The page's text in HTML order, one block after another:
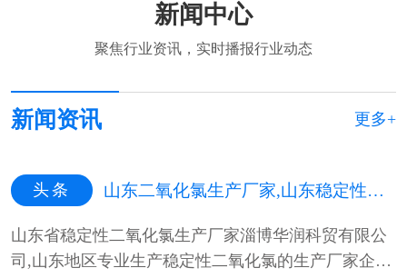
新闻中心
聚焦行业资讯，实时播报行业动态
新闻资讯 更多+
头条 山东二氧化氯生产厂家,山东稳定性二氧化氯生产厂家,山东二氧化氯杀菌剂生产厂家
山东省稳定性二氧化氯生产厂家淄博华润科贸有限公
司,山东地区专业生产稳定性二氧化氯的生产厂家企